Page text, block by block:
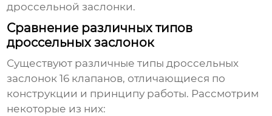
дроссельной заслонки.
Сравнение различных типов
дроссельных заслонок
Существуют различные типыдроссельных
заслонок 16 клапанов, отличающиеся по
конструкции и принципу работы. Рассмотрим
некоторые из них: